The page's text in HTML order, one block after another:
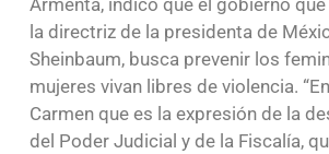
Armenta, indicó que el gobierno
la directriz de la presidenta de
Sheinbaum, busca prevenir los
mujeres vivan libres de violencia.
Carmen que es la expresión de la
del Poder Judicial y de la Fiscalía,